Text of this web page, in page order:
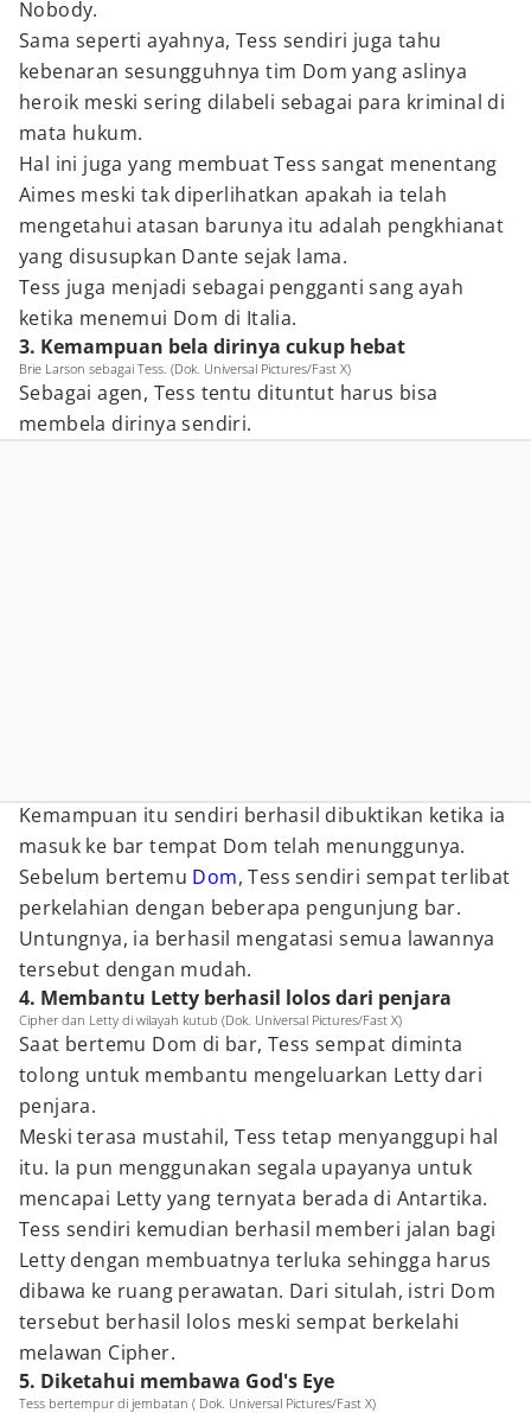
Nobody.
Sama seperti ayahnya, Tess sendiri juga tahu
kebenaran sesungguhnya tim Dom yang aslinya
heroik meski sering dilabeli sebagai para kriminal di
mata hukum.
Hal ini juga yang membuat Tess sangat menentang
Aimes meski tak diperlihatkan apakah ia telah
mengetahui atasan barunya itu adalah pengkhianat
yang disusupkan Dante sejak lama.
Tess juga menjadi sebagai pengganti sang ayah
ketika menemui Dom di Italia.
3. Kemampuan bela dirinya cukup hebat
Brie Larson sebagai Tess. (Dok. Universal Pictures/Fast X)
Sebagai agen, Tess tentu dituntut harus bisa
membela dirinya sendiri.
Kemampuan itu sendiri berhasil dibuktikan ketika ia
masuk ke bar tempat Dom telah menunggunya.
Sebelum bertemu Dom, Tess sendiri sempat terlibat
perkelahian dengan beberapa pengunjung bar.
Untungnya, ia berhasil mengatasi semua lawannya
tersebut dengan mudah.
4. Membantu Letty berhasil lolos dari penjara
Cipher dan Letty di wilayah kutub (Dok. Universal Pictures/Fast X)
Saat bertemu Dom di bar, Tess sempat diminta
tolong untuk membantu mengeluarkan Letty dari
penjara.
Meski terasa mustahil, Tess tetap menyanggupi hal
itu. Ia pun menggunakan segala upayanya untuk
mencapai Letty yang ternyata berada di Antartika.
Tess sendiri kemudian berhasil memberi jalan bagi
Letty dengan membuatnya terluka sehingga harus
dibawa ke ruang perawatan. Dari situlah, istri Dom
tersebut berhasil lolos meski sempat berkelahi
melawan Cipher.
5. Diketahui membawa God's Eye
Tess bertempur di jembatan ( Dok. Universal Pictures/Fast X)